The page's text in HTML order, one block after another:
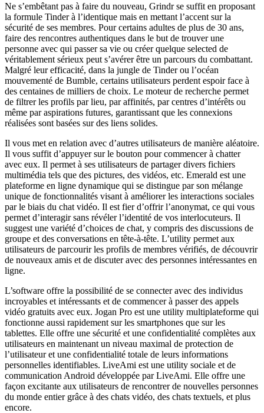
Ne s’embêtant pas à faire du nouveau, Grindr se suffit en proposant
la formule Tinder à l’identique mais en mettant l’accent sur la
sécurité de ses membres. Pour certains adultes de plus de 30 ans,
faire des rencontres authentiques dans le but de trouver une
personne avec qui passer sa vie ou créer quelque selected de
véritablement sérieux peut s’avérer être un parcours du combattant.
Malgré leur efficacité, dans la jungle de Tinder ou l’océan
mouvementé de Bumble, certains utilisateurs perdent espoir face à
des centaines de milliers de choix. Le moteur de recherche permet
de filtrer les profils par lieu, par affinités, par centres d’intérêts ou
même par aspirations futures, garantissant que les connexions
réalisées sont basées sur des liens solides.
Il vous met en relation avec d’autres utilisateurs de manière aléatoire.
Il vous suffit d’appuyer sur le bouton pour commencer à chatter
avec eux. Il permet à ses utilisateurs de partager divers fichiers
multimédia tels que des pictures, des vidéos, etc. Emerald est une
plateforme en ligne dynamique qui se distingue par son mélange
unique de fonctionnalités visant à améliorer les interactions sociales
par le biais du chat vidéo. Il est fier d’offrir l’anonymat, ce qui vous
permet d’interagir sans révéler l’identité de vos interlocuteurs. Il
suggest une variété d’choices de chat, y compris des discussions de
groupe et des conversations en tête-à-tête. L’utility permet aux
utilisateurs de parcourir les profils de membres vérifiés, de découvrir
de nouveaux amis et de discuter avec des personnes intéressantes en
ligne.
L’software offre la possibilité de se connecter avec des individus
incroyables et intéressants et de commencer à passer des appels
vidéo gratuits avec eux. Jogan Pro est une utility multiplateforme qui
fonctionne aussi rapidement sur les smartphones que sur les
tablettes. Elle offre une sécurité et une confidentialité complètes aux
utilisateurs en maintenant un niveau maximal de protection de
l’utilisateur et une confidentialité totale de leurs informations
personnelles identifiables. LiveAmi est une utility sociale et de
communication Android développée par LiveAmi. Elle offre une
façon excitante aux utilisateurs de rencontrer de nouvelles personnes
du monde entier grâce à des chats vidéo, des chats textuels, et plus
encore.